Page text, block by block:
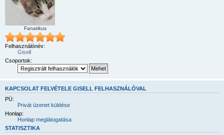
Fanatikus
Felhasználónév:
Gisell
Csoportok:
KAPCSOLAT FELVÉTELE GISELL FELHASZNÁLÓVAL
PÜ:
Privát üzenet küldése
Honlap:
Honlap meglátogatása
STATISZTIKA